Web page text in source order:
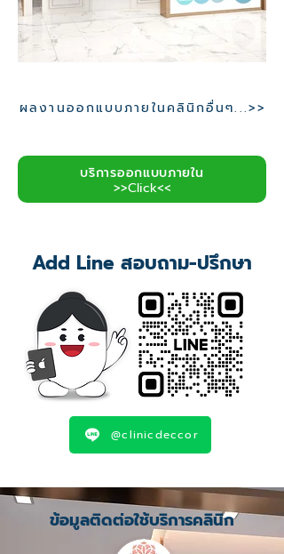
ผลงานออกแบบภายในคลินิกอื่นๆ...>>
บริการออกแบบภายใน
>>Click<<
Add Line สอบถาม-ปรึกษา
@clinicdeccor
ข้อมูลติดต่อใช้บริการคลินิก